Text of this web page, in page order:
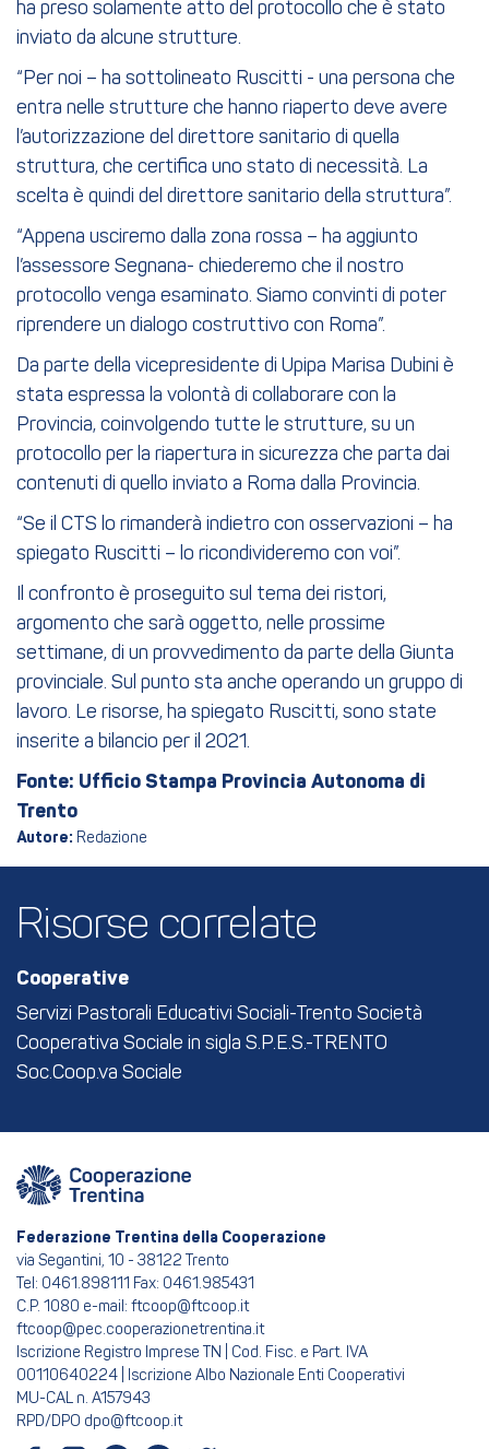
ha preso solamente atto del protocollo che è stato
inviato da alcune strutture.
“Per noi – ha sottolineato Ruscitti - una persona che
entra nelle strutture che hanno riaperto deve avere
l’autorizzazione del direttore sanitario di quella
struttura, che certifica uno stato di necessità. La
scelta è quindi del direttore sanitario della struttura”.
“Appena usciremo dalla zona rossa – ha aggiunto
l’assessore Segnana- chiederemo che il nostro
protocollo venga esaminato. Siamo convinti di poter
riprendere un dialogo costruttivo con Roma”.
Da parte della vicepresidente di Upipa Marisa Dubini è
stata espressa la volontà di collaborare con la
Provincia, coinvolgendo tutte le strutture, su un
protocollo per la riapertura in sicurezza che parta dai
contenuti di quello inviato a Roma dalla Provincia.
“Se il CTS lo rimanderà indietro con osservazioni – ha
spiegato Ruscitti – lo ricondivideremo con voi”.
Il confronto è proseguito sul tema dei ristori,
argomento che sarà oggetto, nelle prossime
settimane, di un provvedimento da parte della Giunta
provinciale. Sul punto sta anche operando un gruppo di
lavoro. Le risorse, ha spiegato Ruscitti, sono state
inserite a bilancio per il 2021.
Fonte: Ufficio Stampa Provincia Autonoma di
Trento
Autore: Redazione
Risorse correlate
Cooperative
Servizi Pastorali Educativi Sociali-Trento Società
Cooperativa Sociale in sigla S.P.E.S.-TRENTO
Soc.Coop.va Sociale
Federazione Trentina della Cooperazione
via Segantini, 10 - 38122 Trento
Tel: 0461.898111 Fax: 0461.985431
C.P. 1080 e-mail: ftcoop@ftcoop.it
ftcoop@pec.cooperazionetrentina.it
Iscrizione Registro Imprese TN | Cod. Fisc. e Part. IVA
00110640224 | Iscrizione Albo Nazionale Enti Cooperativi
MU-CAL n. A157943
RPD/DPO dpo@ftcoop.it